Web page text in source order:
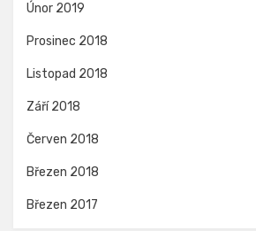
Únor 2019
Prosinec 2018
Listopad 2018
Září 2018
Červen 2018
Březen 2018
Březen 2017